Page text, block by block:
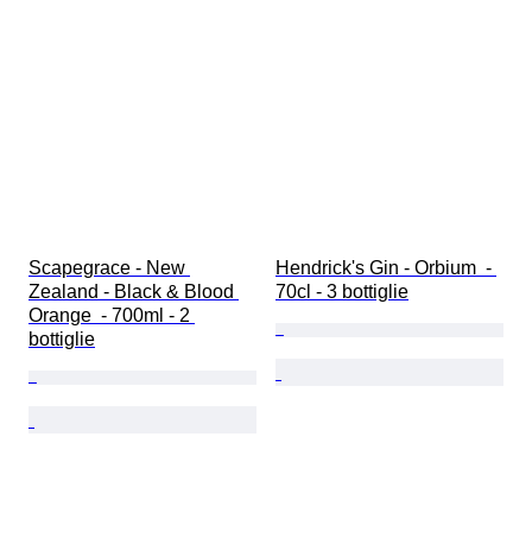
Scapegrace - New
Zealand - Black & Blood
Orange  - 700ml - 2
bottiglie
Hendrick's Gin - Orbium  -
70cl - 3 bottiglie